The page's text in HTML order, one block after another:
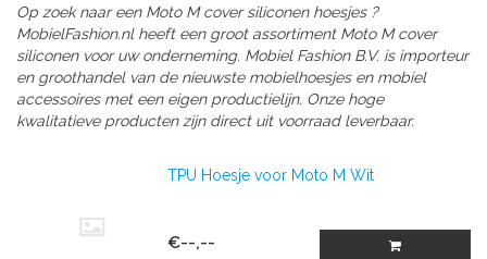
Op zoek naar een Moto M cover siliconen hoesjes ?
MobielFashion.nl heeft een groot assortiment Moto Mcover
siliconenvoor uw onderneming. Mobiel Fashion B.V. is importeur
en groothandel van de nieuwste mobielhoesjes en mobiel
accessoires met een eigen productielijn. Onze hoge
kwalitatieve producten zijn direct uit voorraad leverbaar.
TPU Hoesje voor Moto M Wit
€--,--